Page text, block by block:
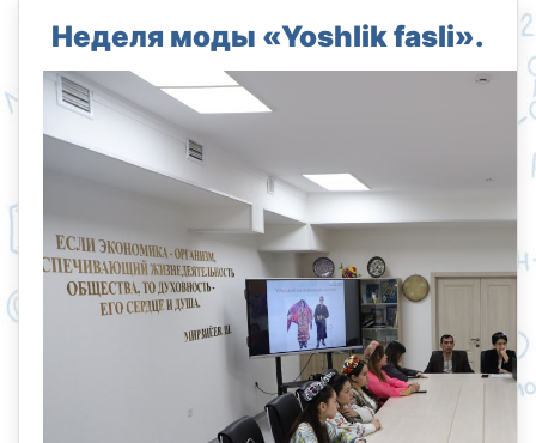
Неделя моды «Yoshlik fasli».